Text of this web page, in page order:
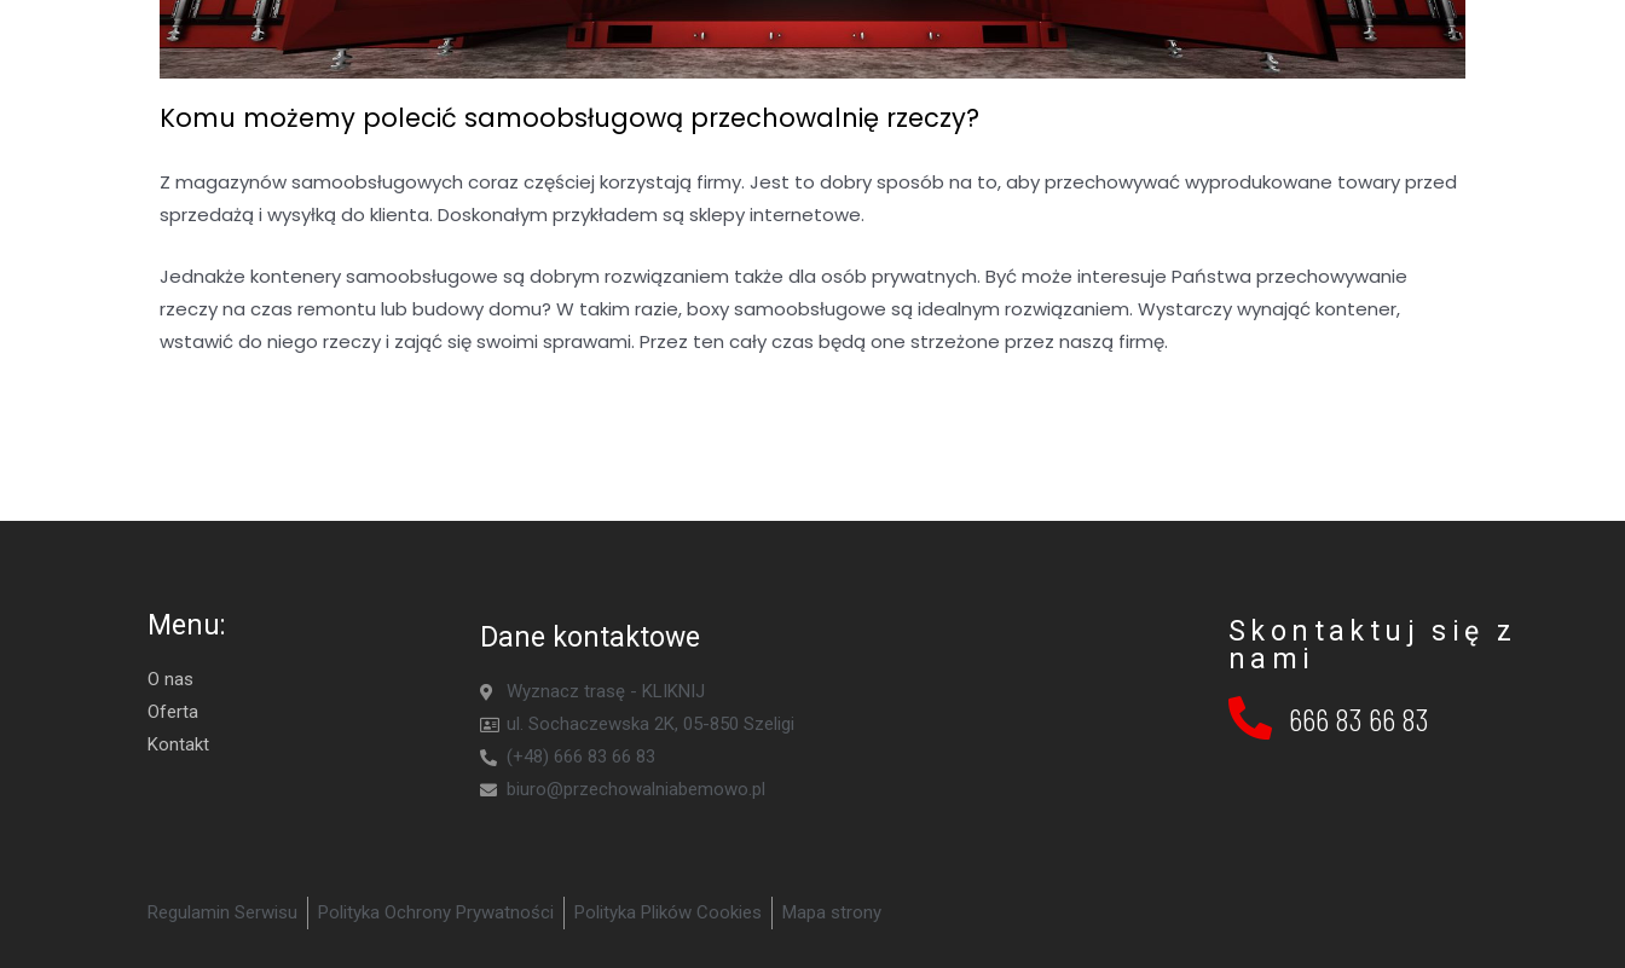
Komu możemy polecić samoobsługową przechowalnię rzeczy?
Z magazynów samoobsługowych coraz częściej korzystają firmy. Jest to dobry sposób na to, aby przechowywać wyprodukowane towary przed
sprzedażą i wysyłką do klienta. Doskonałym przykładem są sklepy internetowe.
Jednakże kontenery samoobsługowe są dobrym rozwiązaniem także dla osób prywatnych. Być może interesuje Państwa przechowywanie
rzeczy na czas remontu lub budowy domu? W takim razie, boxy samoobsługowe są idealnym rozwiązaniem. Wystarczy wynająć kontener,
wstawić do niego rzeczy i zająć się swoimi sprawami. Przez ten cały czas będą one strzeżone przez naszą firmę.
Menu:
O nas
Oferta
Kontakt
Dane kontaktowe
Wyznacz trasę - KLIKNIJ
ul. Sochaczewska 2K, 05-850 Szeligi
(+48) 666 83 66 83
biuro@przechowalniabemowo.pl
Regulamin Serwisu Polityka Ochrony Prywatności Polityka Plików Cookies Mapa strony
Skontaktuj się z
nami
666 83 66 83